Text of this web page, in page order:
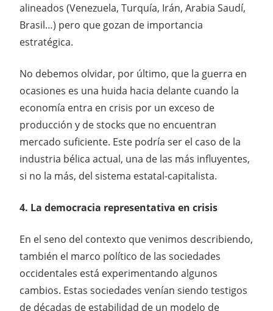
alineados (Venezuela, Turquía, Irán, Arabia Saudí,
Brasil…) pero que gozan de importancia
estratégica.
No debemos olvidar, por último, que la guerra en
ocasiones es una huida hacia delante cuando la
economía entra en crisis por un exceso de
producción y de stocks que no encuentran
mercado suficiente. Este podría ser el caso de la
industria bélica actual, una de las más influyentes,
si no la más, del sistema estatal-capitalista.
4. La democracia representativa en crisis
En el seno del contexto que venimos describiendo,
también el marco político de las sociedades
occidentales está experimentando algunos
cambios. Estas sociedades venían siendo testigos
de décadas de estabilidad de un modelo de